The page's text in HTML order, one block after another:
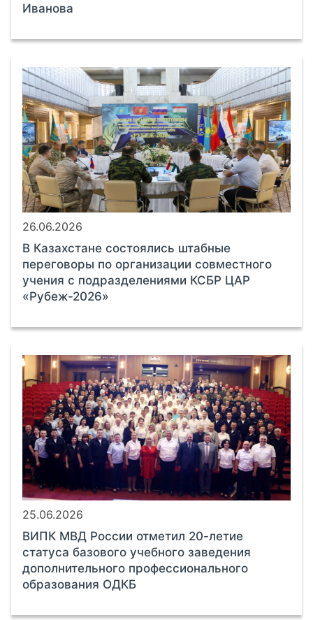
Иванова
26.06.2026
В Казахстане состоялись штабные
переговоры по организации совместного
учения с подразделениями КСБР ЦАР
«Рубеж-2026»
25.06.2026
ВИПК МВД России отметил 20-летие
статуса базового учебного заведения
дополнительного профессионального
образования ОДКБ